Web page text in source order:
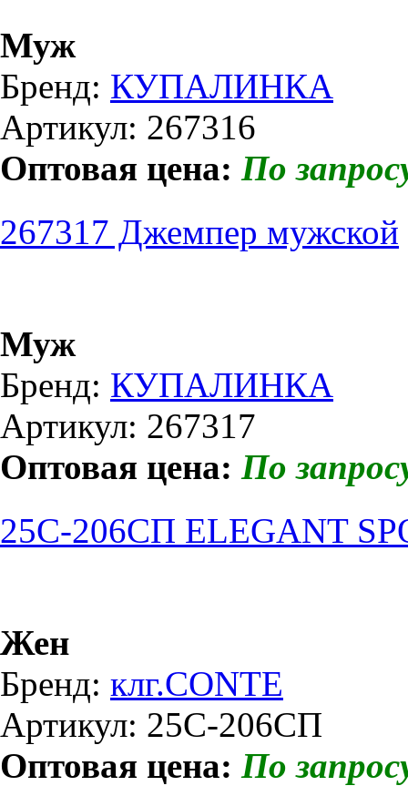
Муж
Бренд: КУПАЛИНКА
Артикул: 267316
Оптовая цена: По
267317 Джемпер мужской
Муж
Бренд: КУПАЛИНКА
Артикул: 267317
Оптовая цена: По
25C-206СП ELEGANT
Жен
Бренд: клг.CONTE
Артикул: 25C-206СП
Оптовая цена: По